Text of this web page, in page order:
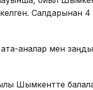
Салдарынан
аналар мен
Шымкентте